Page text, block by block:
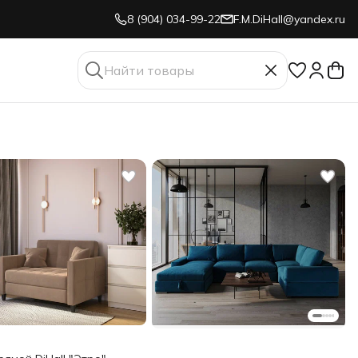
8 (904) 034-99-22 F.M.DiHall@yandex.ru